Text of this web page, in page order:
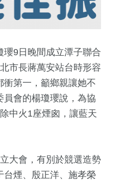
瓔9日晚間成立潭子聯合
市長蔣萬安站台時形容
第一，籲鄉親讓她不
員會的楊瓊瓔說，為協
中火1座煙囪，讓藍天
大會，有別於競選造勢
台煙、殷正洋、施孝榮
271+
綜合
5
海峽論壇專區